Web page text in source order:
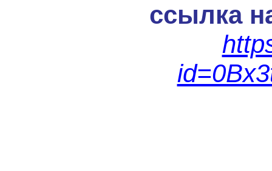
ссылка